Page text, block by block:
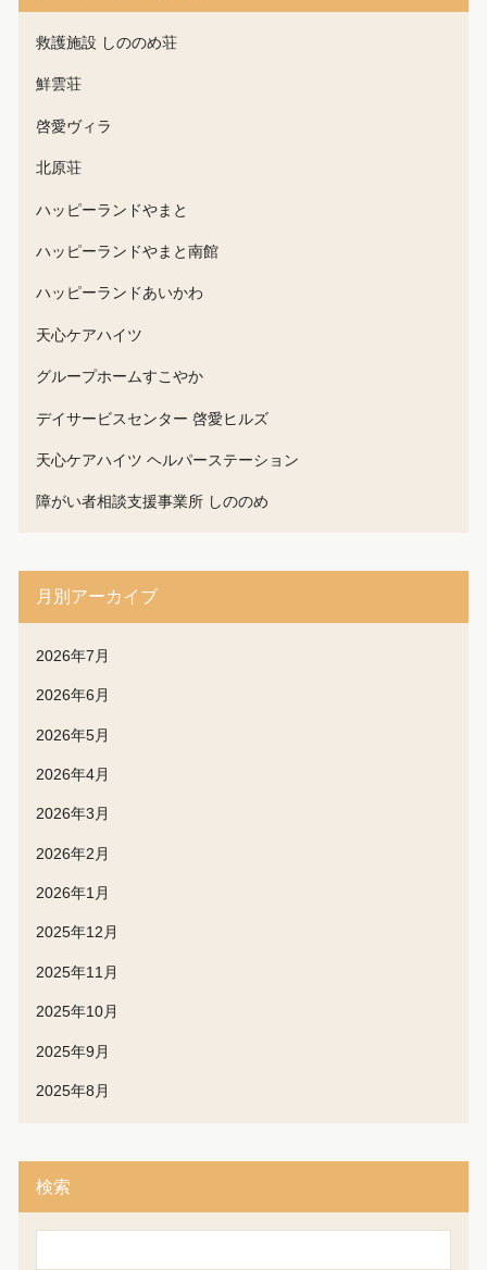
救護施設 しののめ荘
鮮雲荘
啓愛ヴィラ
北原荘
ハッピーランドやまと
ハッピーランドやまと南館
ハッピーランドあいかわ
天心ケアハイツ
グループホームすこやか
デイサービスセンター 啓愛ヒルズ
天心ケアハイツ ヘルパーステーション
障がい者相談支援事業所 しののめ
月別アーカイブ
2026年7月
2026年6月
2026年5月
2026年4月
2026年3月
2026年2月
2026年1月
2025年12月
2025年11月
2025年10月
2025年9月
2025年8月
検索